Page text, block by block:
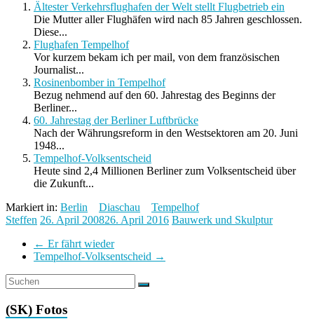
Ältester Verkehrsflughafen der Welt stellt Flugbetrieb ein
Die Mutter aller Flughäfen wird nach 85 Jahren geschlossen.
Diese...
Flughafen Tempelhof
Vor kurzem bekam ich per mail, von dem französischen
Journalist...
Rosinenbomber in Tempelhof
Bezug nehmend auf den 60. Jahrestag des Beginns der
Berliner...
60. Jahrestag der Berliner Luftbrücke
Nach der Währungsreform in den Westsektoren am 20. Juni
1948...
Tempelhof-Volksentscheid
Heute sind 2,4 Millionen Berliner zum Volksentscheid über
die Zukunft...
Markiert in: Berlin Diaschau
Tempelhof
Steffen 26. April 200826. April 2016 Bauwerk und Skulptur
← Er fährt wieder
Tempelhof-Volksentscheid →
(SK) Fotos